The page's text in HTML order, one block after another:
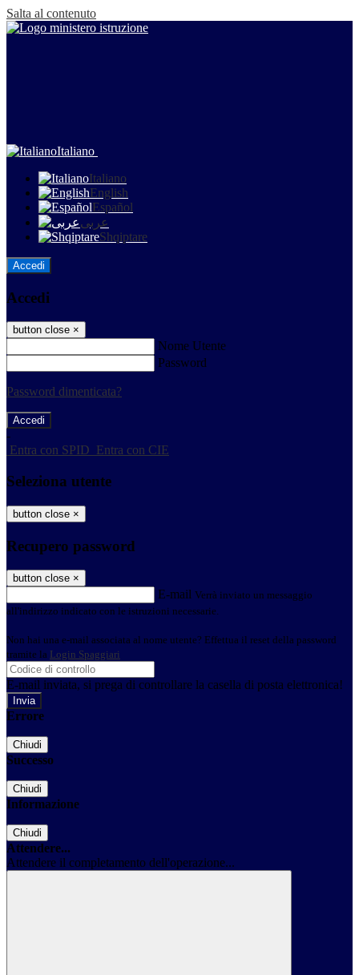
Salta al contenuto
Italiano
Italiano
English
Español
عربى
Shqiptare
Accedi
Accedi
button close ×
Nome Utente
Password
Password dimenticata?
-
Entra con SPID Entra con CIE
Seleziona utente
button close ×
Recupero password
button close ×
E-mail Verrà inviato un messaggio
all'indirizzo indicato con le istruzioni necessarie.
Non hai una e-mail associata al nome utente? Effettua il reset della password
tramite la Login Spaggiari
E-mail inviata, si prega di controllare la casella di posta elettronica!
Errore
Chiudi
Successo
Chiudi
Informazione
Chiudi
Attendere...
Attendere il completamento dell'operazione...